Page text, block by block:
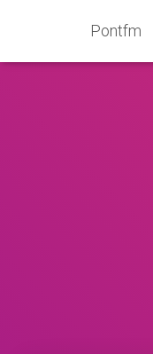
Pontfm